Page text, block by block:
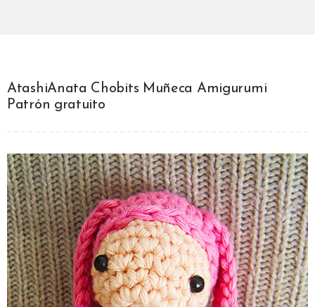
AtashiAnata Chobits Muñeca Amigurumi
Patrón gratuito